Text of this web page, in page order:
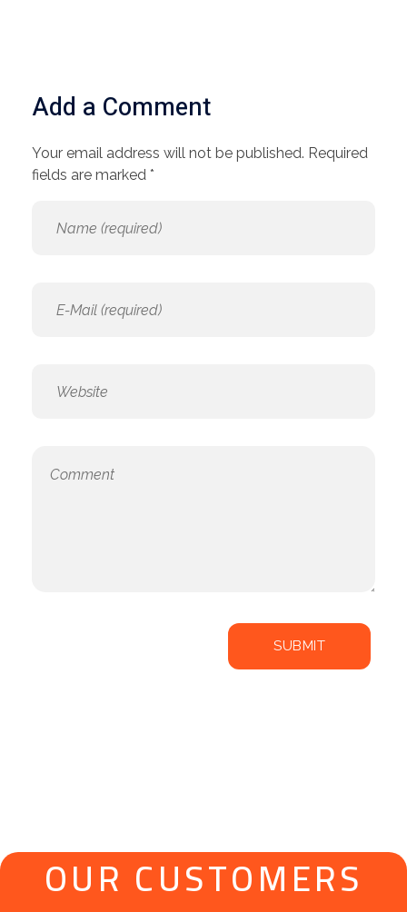
Add a Comment
Your email address will not be published. Required
fields are marked *
OUR CUSTOMERS